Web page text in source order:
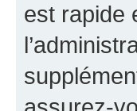
est rapide